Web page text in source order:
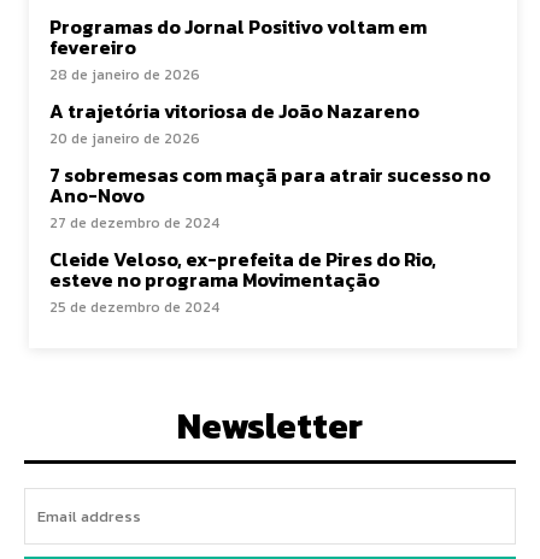
Programas do Jornal Positivo voltam em
fevereiro
28 de janeiro de 2026
A trajetória vitoriosa de João Nazareno
20 de janeiro de 2026
7 sobremesas com maçã para atrair sucesso no
Ano-Novo
27 de dezembro de 2024
Cleide Veloso, ex-prefeita de Pires do Rio,
esteve no programa Movimentação
25 de dezembro de 2024
Newsletter